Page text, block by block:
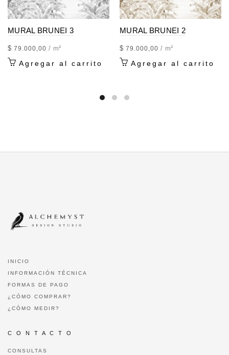
MURAL BRUNEI 3
$ 79.000,00 / m²
Agregar al carrito
MURAL BRUNEI 2
$ 79.000,00 / m²
Agregar al carrito
INICIO
INFORMACIÓN TÉCNICA
FORMAS DE PAGO
¿CÓMO COMPRAR?
¿CÓMO MEDIR?
C O N T A C T O
CONSULTAS